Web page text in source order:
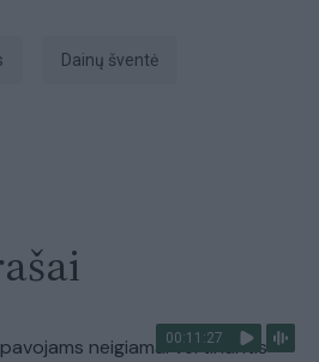
Dainų šventė
00:11:27
neigiamai vertinantis